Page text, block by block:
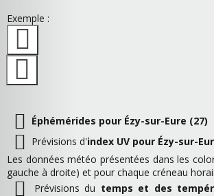
Exemple :
Éphémérides pour Ézy-sur-Eure (27)
Prévisions d'index UV pour Ézy-sur-
Les données météo présentées dans les
gauche à droite) et pour chaque créneau
Prévisions du temps et des